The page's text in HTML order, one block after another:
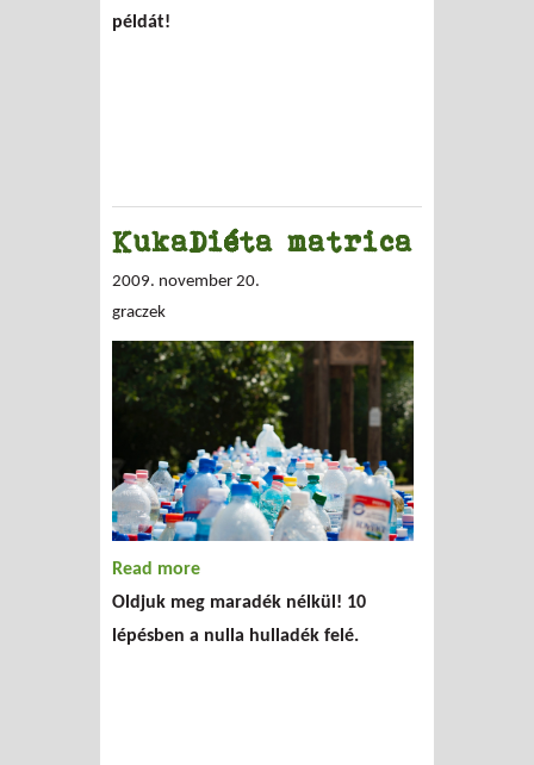
példát!
KukaDiéta matrica
2009. november 20.
graczek
Read more
Oldjuk meg maradék nélkül! 10
lépésben a nulla hulladék felé.